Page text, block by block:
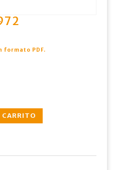
formato PDF.
CARRITO